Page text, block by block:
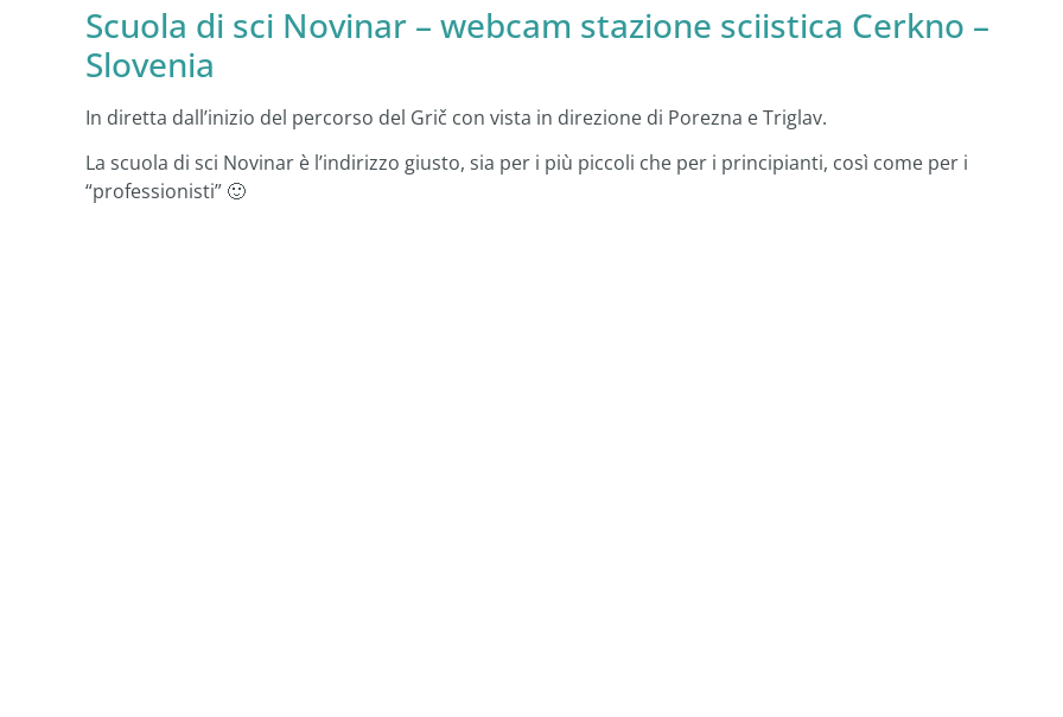
Scuola di sci Novinar – webcam stazione sciistica Cerkno –
Slovenia
In diretta dall’inizio del percorso del Grič con vista in direzione di Porezna e Triglav.
La scuola di sci Novinar è l’indirizzo giusto, sia per i più piccoli che per i principianti, così come per i
“professionisti” 🙂